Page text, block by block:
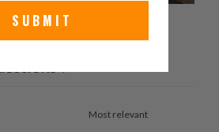
question Write a review
SUBMIT